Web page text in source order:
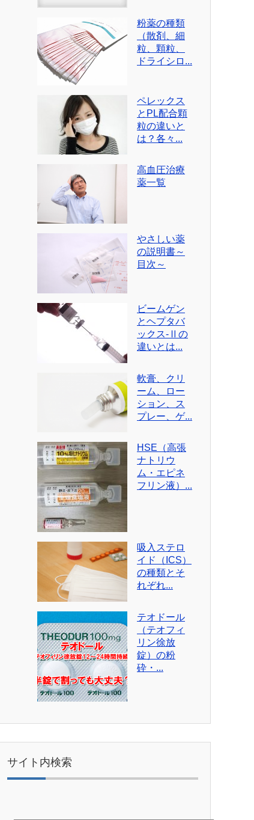
粉薬の種類
（散剤、細
粒、顆粒、
ドライシロ...
ペレックス
とPL配合顆
粒の違いと
は？各々...
高血圧治療
薬一覧
やさしい薬
の説明書～
目次～
ビームゲン
とヘプタバ
ックス-Ⅱの
違いとは...
軟膏、クリ
ーム、ロー
ション、ス
プレー、ゲ...
HSE（高張
ナトリウ
ム・エピネ
フリン液）...
吸入ステロ
イド（ICS）
の種類とそ
れぞれ...
テオドール
（テオフィ
リン徐放
錠）の粉
砕・...
サイト内検索